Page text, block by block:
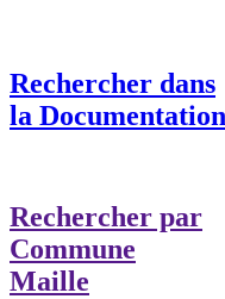
Rechercher dans
la Documentation
Rechercher par
Commune
Maille